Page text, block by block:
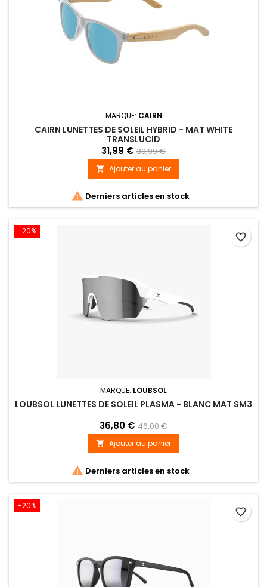
MARQUE: CAIRN
CAIRN LUNETTES DE SOLEIL HYBRID - MAT WHITE
TRANSLUCID
31,99 € 39,99 €
 Ajouter au panier
 Derniers articles en stock
-20%
MARQUE: LOUBSOL
LOUBSOL LUNETTES DE SOLEIL PLASMA - BLANC MAT SM3
36,80 € 46,00 €
 Ajouter au panier
 Derniers articles en stock
favorite_border
-20%
favorite_border